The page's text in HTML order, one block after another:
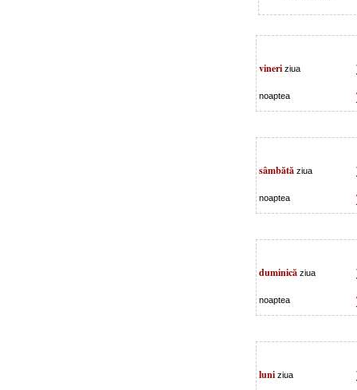
vineri ziua
noaptea
sâmbătă ziua
noaptea
duminică ziua
noaptea
luni ziua